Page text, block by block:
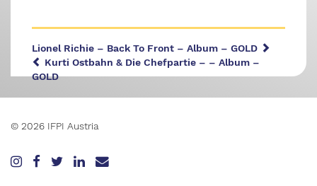
Lionel Richie – Back To Front – Album – GOLD
Kurti Ostbahn & Die Chefpartie – – Album –
GOLD
© 2026 IFPI Austria